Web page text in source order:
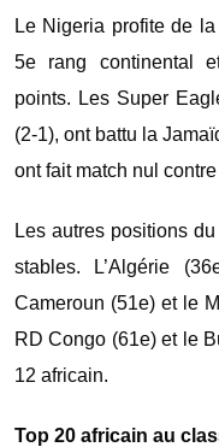
Le Nigeria profite de
5e rang continental
points. Les Super
(2-1), ont battu la
ont fait match nul
Les autres positions
stables. L’Algérie
Cameroun (51e) et le
RD Congo (61e) et le
12 africain.
Top 20 africain au